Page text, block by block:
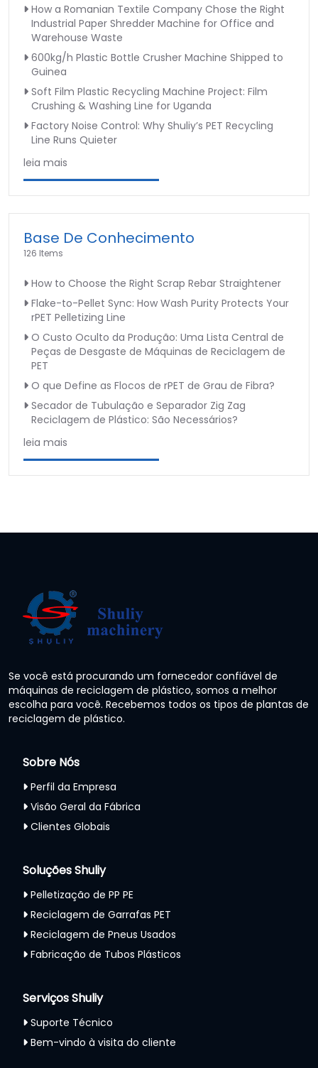
How a Romanian Textile Company Chose the Right
Industrial Paper Shredder Machine for Office and
Warehouse Waste
600kg/h Plastic Bottle Crusher Machine Shipped to
Guinea
Soft Film Plastic Recycling Machine Project: Film
Crushing & Washing Line for Uganda
Factory Noise Control: Why Shuliy’s PET Recycling
Line Runs Quieter
leia mais
Base De Conhecimento
126 Items
How to Choose the Right Scrap Rebar Straightener
Flake-to-Pellet Sync: How Wash Purity Protects Your
rPET Pelletizing Line
O Custo Oculto da Produção: Uma Lista Central de
Peças de Desgaste de Máquinas de Reciclagem de
PET
O que Define as Flocos de rPET de Grau de Fibra?
Secador de Tubulação e Separador Zig Zag
Reciclagem de Plástico: São Necessários?
leia mais
Se você está procurando um fornecedor confiável de
máquinas de reciclagem de plástico, somos a melhor
escolha para você. Recebemos todos os tipos de plantas de
reciclagem de plástico.
Sobre Nós
Perfil da Empresa
Visão Geral da Fábrica
Clientes Globais
Soluções Shuliy
Pelletização de PP PE
Reciclagem de Garrafas PET
Reciclagem de Pneus Usados
Fabricação de Tubos Plásticos
Serviços Shuliy
Suporte Técnico
Bem-vindo à visita do cliente